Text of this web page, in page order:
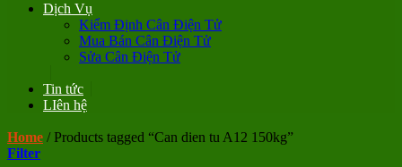
Dịch Vụ
Kiểm Định Cân Điện Tử
Mua Bán Cân Điện Tử
Sửa Cân Điện Tử
Tin tức
LIên hệ
Home /Products tagged “Can dien tu A12 150kg”
Filter